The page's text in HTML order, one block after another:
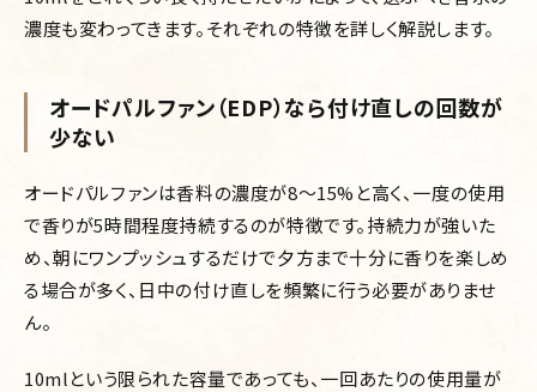
濃度も変わってきます。それぞれの特徴を詳しく解説します。
オードパルファン（EDP）なら付け直しの回数が
少ない
オードパルファンは香料の濃度が8〜15%と高く、一度の使用
で香りが5時間程度持続するのが特徴です。持続力が強いた
め、朝にワンプッシュするだけで夕方まで十分に香りを楽しめ
る場合が多く、日中の付け直しを頻繁に行う必要がありませ
ん。
10mlという限られた容量であっても、一回あたりの使用量が